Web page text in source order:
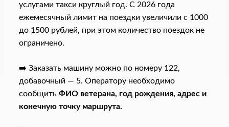
услугами такси круглый год. С 2026 года
ежемесячный лимит на поездки увеличили с 1000
до 1500 рублей, при этом количество поездок не
ограничено.
➡️ Заказать машину можно по номеру 122,
добавочный — 5. Оператору необходимо
сообщить ФИО ветерана, год рождения, адрес и
конечную точку маршрута.